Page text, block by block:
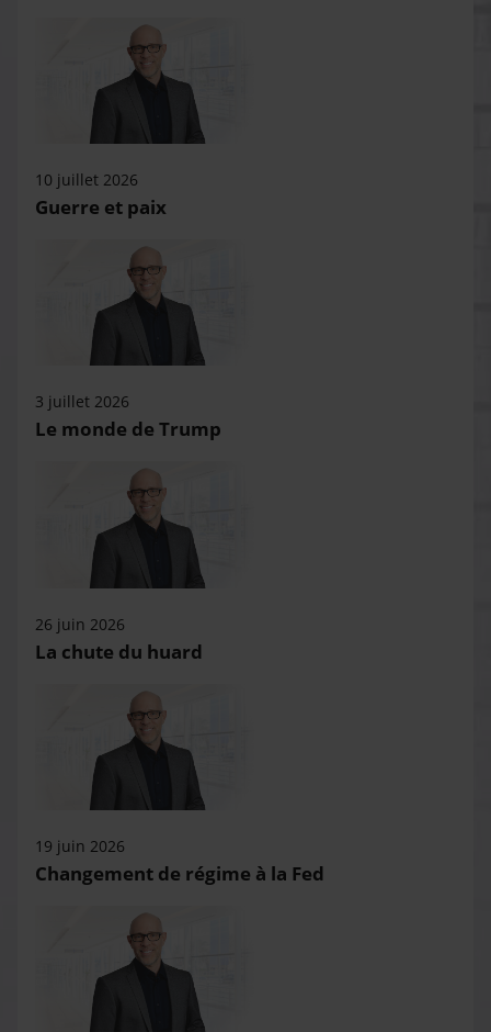
10 juillet 2026
Guerre et paix
3 juillet 2026
Le monde de Trump
26 juin 2026
La chute du huard
19 juin 2026
Changement de régime à la Fed